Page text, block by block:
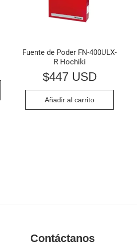
Fuente de Poder FN-400ULX-
R Hochiki
$447 USD
Añadir al carrito
Contáctanos